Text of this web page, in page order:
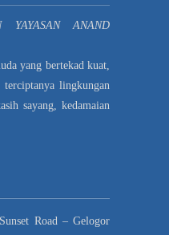
ANAND
yang bertekad kuat,
lingkungan
sayang, kedamaian
Road – Gelogor